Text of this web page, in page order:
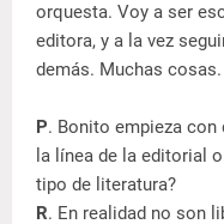
orquesta. Voy a ser
editora, y a la vez
demás. Muchas cosas.
P. Bonito empieza
la línea de la editorial
tipo de literatura?
R. En realidad no son